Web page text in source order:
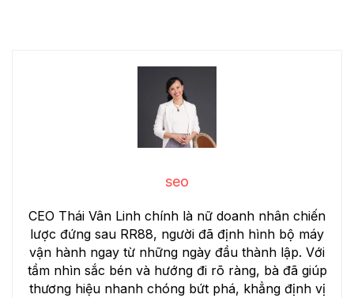
seo
CEO Thái Vân Linh chính là nữ doanh nhân chiến
lược đứng sau RR88, người đã định hình bộ máy
vận hành ngay từ những ngày đầu thành lập. Với
tầm nhìn sắc bén và hướng đi rõ ràng, bà đã giúp
thương hiệu nhanh chóng bứt phá, khẳng định vị